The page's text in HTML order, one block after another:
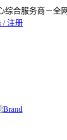
综合服务商－全
/ 注册